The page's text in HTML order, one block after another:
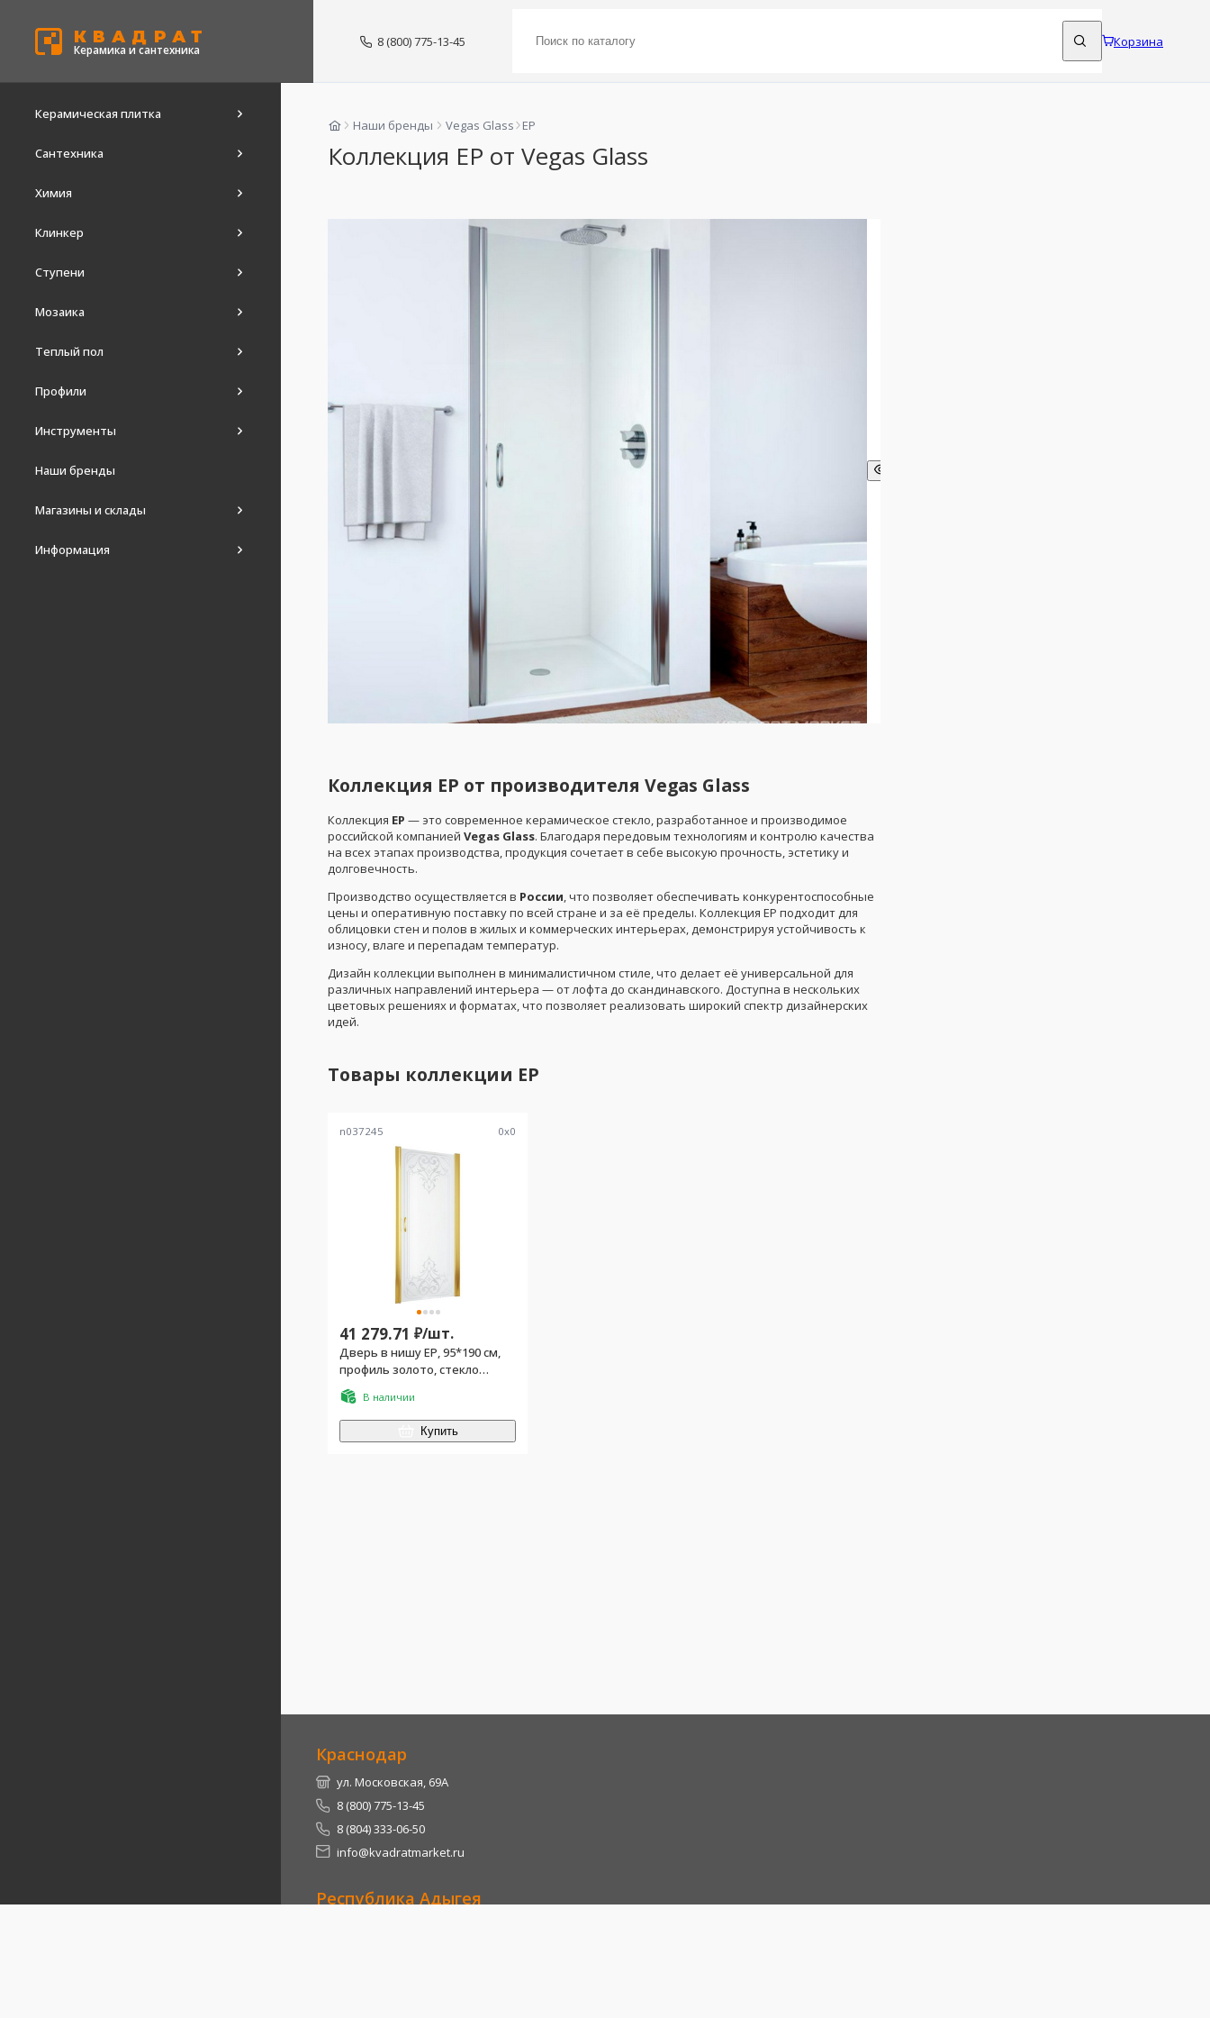
КВАДРАТ
Керамика и сантехника
8 (800) 775-13-45 Корзина
Керамическая плитка
Сантехника
Химия
Клинкер
Ступени
Мозаика
Теплый пол
Профили
Инструменты
Наши бренды
Магазины и склады
Информация
Наши бренды Vegas Glass EP
Коллекция EP от Vegas Glass
Коллекция EP от производителя Vegas Glass
Коллекция EP — это современное керамическое стекло, разработанное и производимое
российской компанией Vegas Glass. Благодаря передовым технологиям и контролю качества
на всех этапах производства, продукция сочетает в себе высокую прочность, эстетику и
долговечность.
Производство осуществляется в России, что позволяет обеспечивать конкурентоспособные
цены и оперативную поставку по всей стране и за её пределы. Коллекция EP подходит для
облицовки стен и полов в жилых и коммерческих интерьерах, демонстрируя устойчивость к
износу, влаге и перепадам температур.
Дизайн коллекции выполнен в минималистичном стиле, что делает её универсальной для
различных направлений интерьера — от лофта до скандинавского. Доступна в нескольких
цветовых решениях и форматах, что позволяет реализовать широкий спектр дизайнерских
идей.
Товары коллекции EP
n037245 0x0
41 279.71 ₽/шт.
Дверь в нишу EP, 95*190 см,
профиль золото, стекло
узорчатое "ARTDECO01"
В наличии
Купить
Краснодар
ул. Московская, 69А
8 (800) 775-13-45
8 (804) 333-06-50
info@kvadratmarket.ru
Республика Адыгея